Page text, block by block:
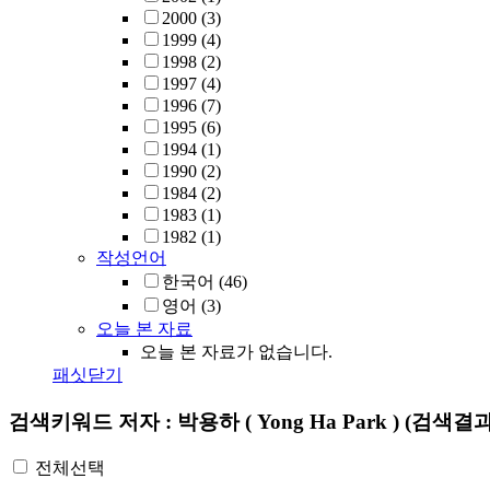
2000 (3)
1999 (4)
1998 (2)
1997 (4)
1996 (7)
1995 (6)
1994 (1)
1990 (2)
1984 (2)
1983 (1)
1982 (1)
작성언어
한국어 (46)
영어 (3)
오늘 본 자료
오늘 본 자료가 없습니다.
패싯닫기
검색키워드 저자 : 박용하 ( Yong Ha Park ) (검색결
전체선택